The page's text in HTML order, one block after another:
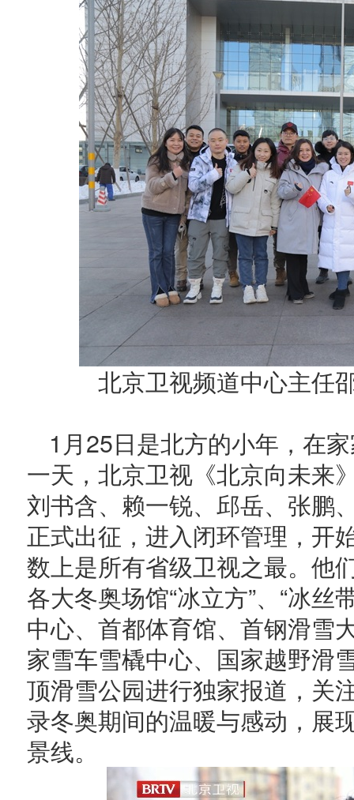
北京卫视频道中心主任
1月25日是北方的小年，在
一天，北京卫视《北京向未来
刘书含、赖一锐、邱岳、张鹏
正式出征，进入闭环管理，开
数上是所有省级卫视之最。他
各大冬奥场馆“冰立方”、“冰
中心、首都体育馆、首钢滑雪
家雪车雪橇中心、国家越野滑
顶滑雪公园进行独家报道，关
录冬奥期间的温暖与感动，展
景线。